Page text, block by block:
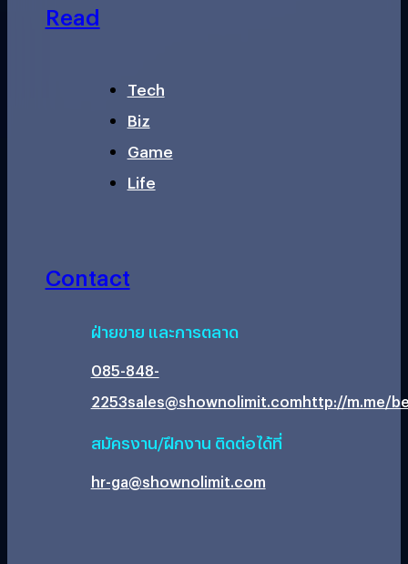
Read
Tech
Biz
Game
Life
Contact
ฝ่ายขาย และการตลาด
085-848-
2253sales@shownolimit.comhttp://m.me/
สมัครงาน/ฝึกงาน ติดต่อได้ที่
hr-ga@shownolimit.com